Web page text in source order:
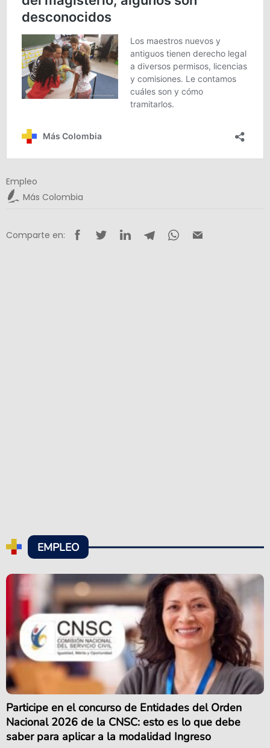
Empleo
Más Colombia
Comparte en:
EMPLEO
Participe en el concurso de Entidades del Orden
Nacional 2026 de la CNSC: esto es lo que debe
saber para aplicar a la modalidad Ingreso